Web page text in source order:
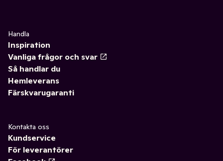
Handla
Inspiration
Vanliga frågor och svar
Så handlar du
Hemleverans
Färskvarugaranti
Kontakta oss
Kundservice
För leverantörer